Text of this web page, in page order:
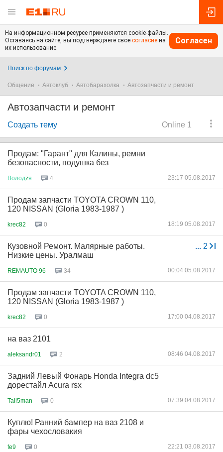
На информационном ресурсе применяются cookie-файлы.
Оставаясь на сайте, вы подтверждаете свое согласие на
их использование.
Согласен
Поиск по форумам
Общение Автоклуб Автобарахолка Автозапчасти и ремонт
Автозапчасти и ремонт
Online 1
Создать тему
Продам: "Гарант" для Калины, ремни
безопасности, подушка без
Володzя 4 23:17 05.08.2017
Продам запчасти TOYOTA CROWN 110,
120 NISSAN (Gloria 1983-1987 )
krec82 0 18:19 05.08.2017
... 2
Кузовной Ремонт. Малярные работы.
Низкие цены. Уралмаш
REMAUTO 96 34 00:04 05.08.2017
Продам запчасти TOYOTA CROWN 110,
120 NISSAN (Gloria 1983-1987 )
krec82 0 17:00 04.08.2017
на ваз 2101
aleksandr01 2 08:46 04.08.2017
Задний Левый Фонарь Honda Integra dc5
дорестайл Acura rsx
Tali5man 0 07:39 04.08.2017
Куплю! Ранний бампер на ваз 2108 и
фары чехословакия
fe9 0 22:21 03.08.2017